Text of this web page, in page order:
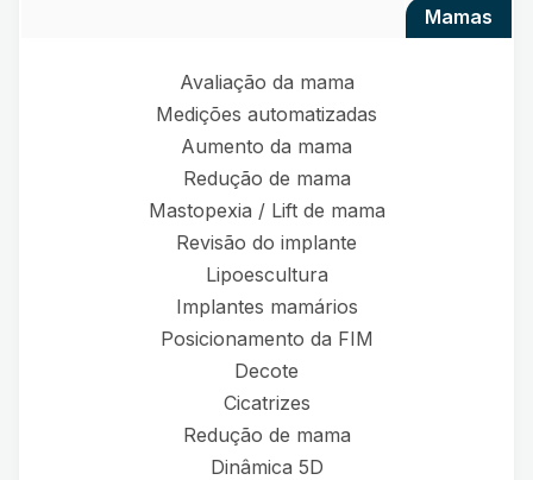
mamas
Avaliação da mama
Medições automatizadas
Aumento da mama
Redução de mama
Mastopexia / Lift de mama
Revisão do implante
Lipoescultura
Implantes mamários
Posicionamento da FIM
Decote
Cicatrizes
Redução de mama
Dinâmica 5D